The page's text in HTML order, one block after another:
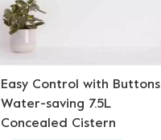
Easy Control with Buttons
Water-saving 7.5L
Concealed Cistern